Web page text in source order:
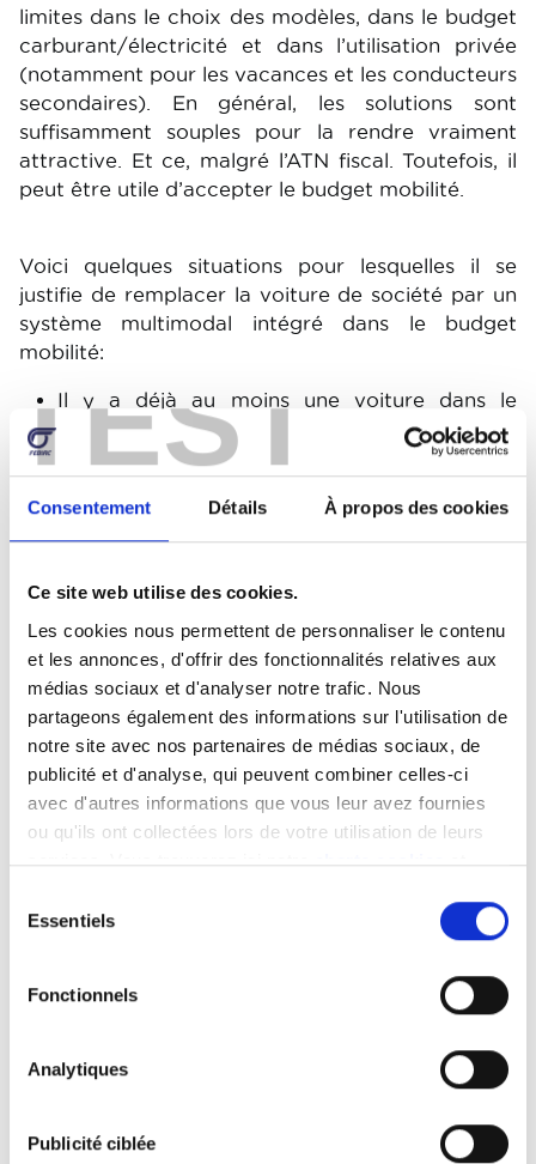
TEST
Consentement Détails À propos des cookies
Ce site web utilise des cookies.
Les cookies nous permettent de personnaliser le contenu
et les annonces, d'offrir des fonctionnalités relatives aux
médias sociaux et d'analyser notre trafic. Nous
partageons également des informations sur l'utilisation de
notre site avec nos partenaires de médias sociaux, de
publicité et d'analyse, qui peuvent combiner celles-ci
avec d'autres informations que vous leur avez fournies
ou qu'ils ont collectées lors de votre utilisation de leurs
services. Vous trouverez ici notrecharte cookieset
Essentiels
Fonctionnels
Analytiques
Publicité ciblée
limites dans le choix des modèles, dans le budget
carburant/électricité et dans l’utilisation privée
(notamment pour les vacances et les conducteurs
secondaires). En général, les solutions sont
suffisamment souples pour la rendre vraiment
attractive. Et ce, malgré l’ATN fiscal. Toutefois, il
peut être utile d’accepter le budget mobilité.
Voici quelques situations pour lesquelles il se
justifie de remplacer la voiture de société par un
système multimodal intégré dans le budget
mobilité:
Il y a déjà au moins une voiture dans le
ménage capable de répondre à tous vos
besoins.
Statut professionnel autorisant et favorisant
le télétravail.
travail.
commun.
Désir de rester maître dans le choix de son
véhicule.
Par conviction (multimodalité, mobilité
douce).
Voiture de société ou budget